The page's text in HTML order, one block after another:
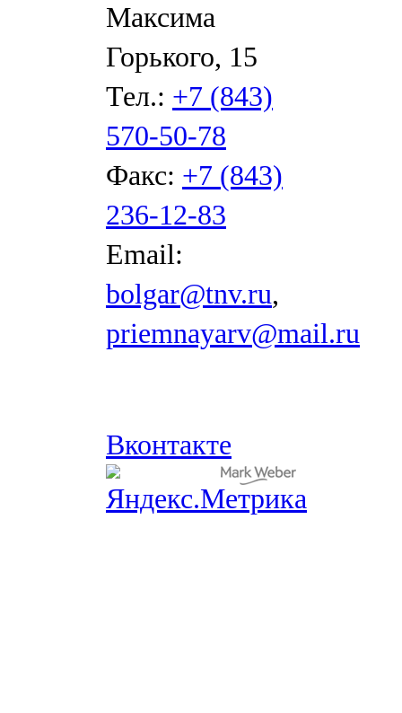
Максима
Горького, 15
Тел.: +7 (843)
570-50-78
Факс: +7 (843)
236-12-83
Email:
bolgar@tnv.ru,
priemnayarv@mail.ru
Вконтакте